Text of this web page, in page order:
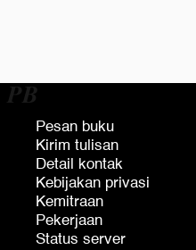
𝑷𝑩
Pesan buku
Kirim tulisan
Detail kontak
Kebijakan privasi
Kemitraan
Pekerjaan
Status server